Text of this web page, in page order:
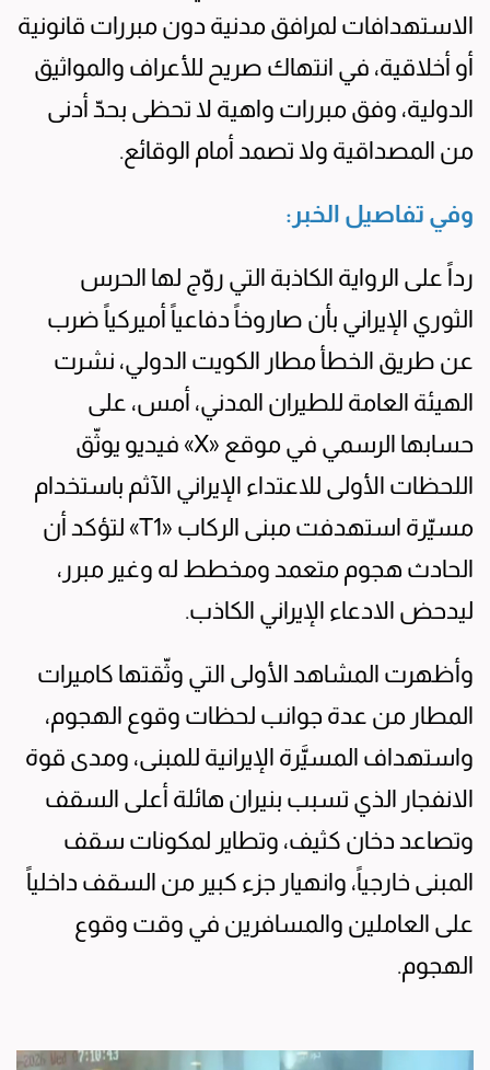
الاستهدافات لمرافق مدنية دون مبررات قانونية
أو أخلاقية، في انتهاك صريح للأعراف والمواثيق
الدولية، وفق مبررات واهية لا تحظى بحدّ أدنى
من المصداقية ولا تصمد أمام الوقائع.
وفي تفاصيل الخبر:
رداً على الرواية الكاذبة التي روّج لها الحرس
الثوري الإيراني بأن صاروخاً دفاعياً أميركياً ضرب
عن طريق الخطأ مطار الكويت الدولي، نشرت
الهيئة العامة للطيران المدني، أمس، على
حسابها الرسمي في موقع «X» فيديو يوثّق
اللحظات الأولى للاعتداء الإيراني الآثم باستخدام
مسيّرة استهدفت مبنى الركاب «T1» لتؤكد أن
الحادث هجوم متعمد ومخطط له وغير مبرر،
ليدحض الادعاء الإيراني الكاذب.
وأظهرت المشاهد الأولى التي وثّقتها كاميرات
المطار من عدة جوانب لحظات وقوع الهجوم،
واستهداف المسيَّرة الإيرانية للمبنى، ومدى قوة
الانفجار الذي تسبب بنيران هائلة أعلى السقف
وتصاعد دخان كثيف، وتطاير لمكونات سقف
المبنى خارجياً، وانهيار جزء كبير من السقف داخلياً
على العاملين والمسافرين في وقت وقوع
الهجوم.